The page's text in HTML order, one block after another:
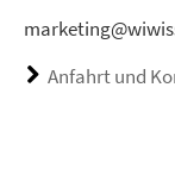
Anfahrt und